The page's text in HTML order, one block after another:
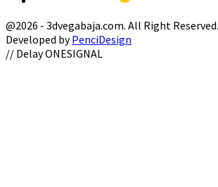
@2026 - 3dvegabaja.com. All Right
Developed byPenciDesign
Facebook
Twitter
Instagram
Youtube
Email
// Delay ONESIGNAL